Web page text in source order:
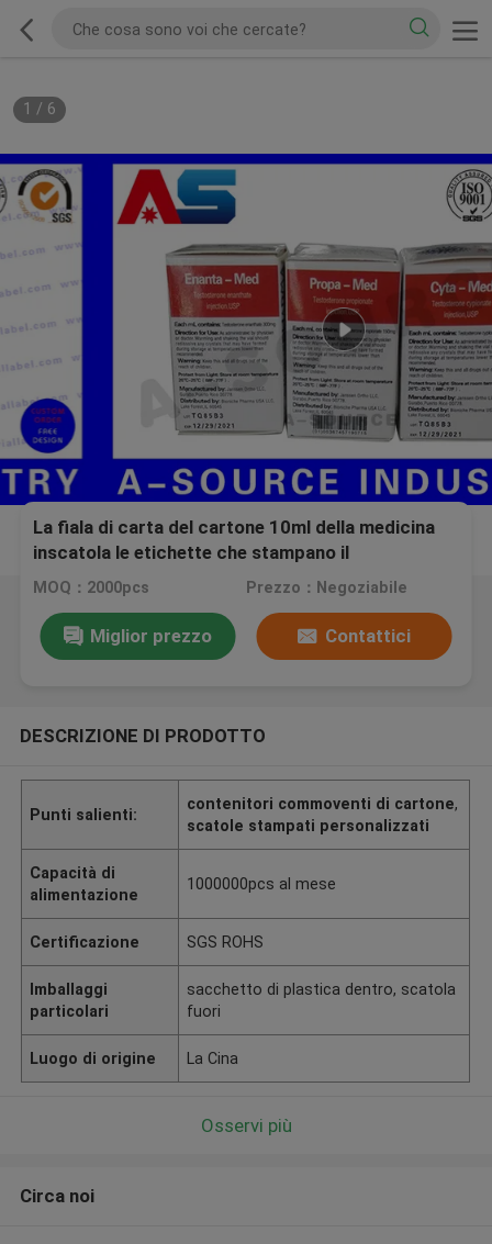
1 / 6
La fiala di carta del cartone 10ml della medicina
inscatola le etichette che stampano il
rivestimento opaco Anavar/Bodybuilding
MOQ：2000pcs Prezzo：Negoziabile
Miglior prezzo Contattici
DESCRIZIONE DI PRODOTTO
Punti salienti:
contenitori commoventi di cartone,
scatole stampati personalizzati
Capacità di
alimentazione
1000000pcs al mese
Certificazione SGS ROHS
Imballaggi
particolari
sacchetto di plastica dentro, scatola
fuori
Luogo di origine La Cina
Osservi più
Circa noi